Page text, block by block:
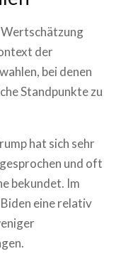
der
bei denen
Standpunkte zu
hat sich sehr
und oft
bekundet. Im
eine relativ